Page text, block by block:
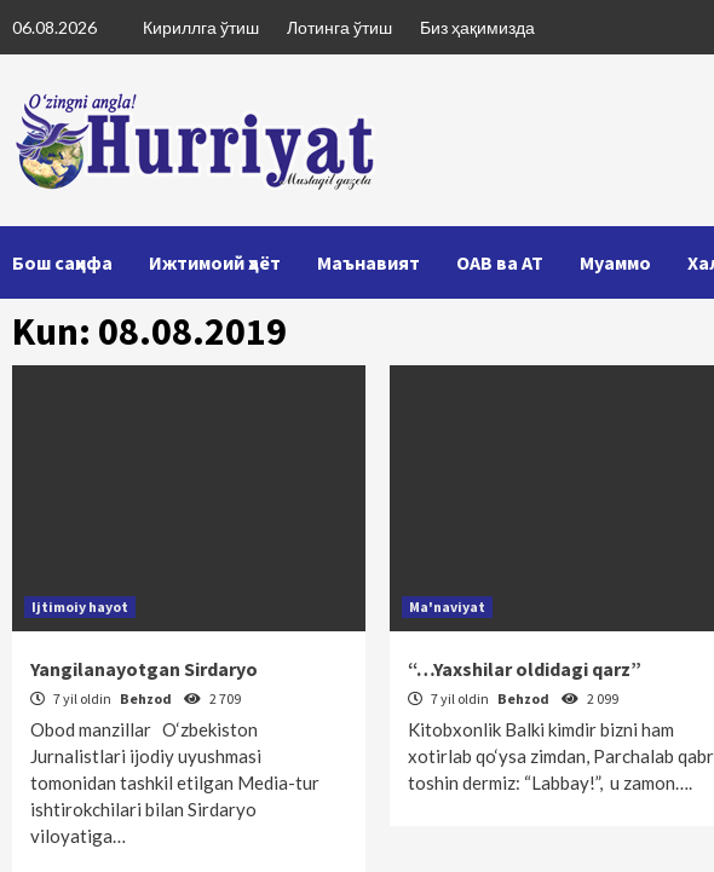
to
06.08.2026 Кириллга ўтиш Лотинга ўтиш Биз ҳақимизда
Бош саҳифа Ижтимоий ҳаёт Маънавият ОАВ ва АТ Муаммо
Kun: 08.08.2019
Ijtimoiy hayot
Yangilanayotgan Sirdaryo
7 yil oldin Behzod 2 709
Obod manzillar O‘zbekiston
Jurnalistlari ijodiy uyushmasi
tomonidan tashkil etilgan Media-tur
ishtirokchilari bilan Sirdaryo
viloyatiga…
Ma'naviyat
“…Yaxshilar oldidagi qarz”
7 yil oldin Behzod 2 099
Kitobxonlik Balki kimdir bizni ham
xotirlab qo‘ysa zimdan, Parchalab qabr
toshin dermiz: “Labbay!”, u zamon….